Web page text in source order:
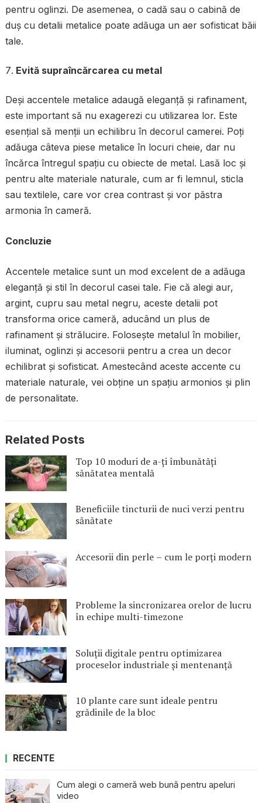
pentru oglinzi. De asemenea, o cadă sau o cabină de
duș cu detalii metalice poate adăuga un aer sofisticat băii
tale.
Evită supraîncărcarea cu metal
Deși accentele metalice adaugă eleganță și rafinament,
este important să nu exagerezi cu utilizarea lor. Este
esențial să menții un echilibru în decorul camerei. Poți
adăuga câteva piese metalice în locuri cheie, dar nu
încărca întregul spațiu cu obiecte de metal. Lasă loc și
pentru alte materiale naturale, cum ar fi lemnul, sticla
sau textilele, care vor crea contrast și vor păstra
armonia în cameră.
Concluzie
Accentele metalice sunt un mod excelent de a adăuga
eleganță și stil în decorul casei tale. Fie că alegi aur,
argint, cupru sau metal negru, aceste detalii pot
transforma orice cameră, aducând un plus de
rafinament și strălucire. Folosește metalul în mobilier,
iluminat, oglinzi și accesorii pentru a crea un decor
echilibrat și sofisticat. Amestecând aceste accente cu
materiale naturale, vei obține un spațiu armonios și plin
de personalitate.
Related Posts
Top 10 moduri de a-ți îmbunătăți
sănătatea mentală
Beneficiile tincturii de nuci verzi pentru
sănătate
Accesorii din perle – cum le porți modern
Probleme la sincronizarea orelor de lucru
în echipe multi-timezone
Soluții digitale pentru optimizarea
proceselor industriale și mentenanță
10 plante care sunt ideale pentru
grădinile de la bloc
RECENTE
Cum alegi o cameră web bună pentru apeluri
video